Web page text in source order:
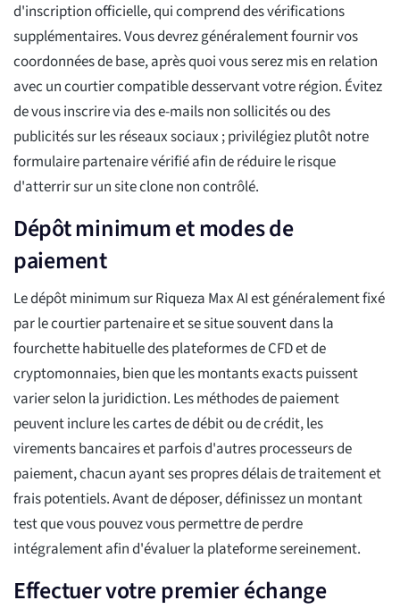
d'inscription officielle, qui comprend des vérifications
supplémentaires. Vous devrez généralement fournir vos
coordonnées de base, après quoi vous serez mis en relation
avec un courtier compatible desservant votre région. Évitez
de vous inscrire via des e-mails non sollicités ou des
publicités sur les réseaux sociaux ; privilégiez plutôt notre
formulaire partenaire vérifié afin de réduire le risque
d'atterrir sur un site clone non contrôlé.
Dépôt minimum et modes de
paiement
Le dépôt minimum sur Riqueza Max AI est généralement fixé
par le courtier partenaire et se situe souvent dans la
fourchette habituelle des plateformes de CFD et de
cryptomonnaies, bien que les montants exacts puissent
varier selon la juridiction. Les méthodes de paiement
peuvent inclure les cartes de débit ou de crédit, les
virements bancaires et parfois d'autres processeurs de
paiement, chacun ayant ses propres délais de traitement et
frais potentiels. Avant de déposer, définissez un montant
test que vous pouvez vous permettre de perdre
intégralement afin d'évaluer la plateforme sereinement.
Effectuer votre premier échange